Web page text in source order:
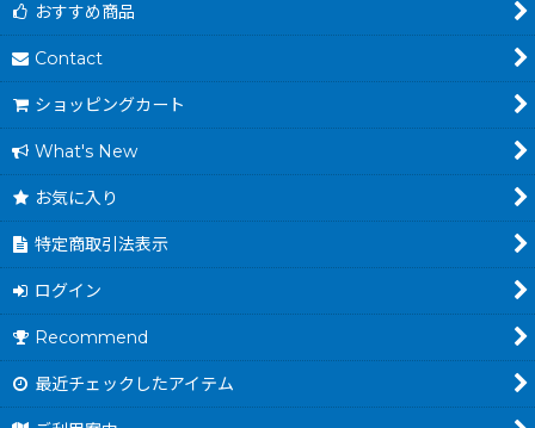
おすすめ商品
Contact
ショッピングカート
What's New
お気に入り
特定商取引法表示
ログイン
Recommend
最近チェックしたアイテム